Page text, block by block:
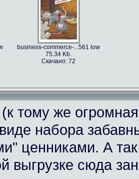
business-commerce-...561 low
75.34 Kb.
Скачано: 72
тому же
набора
ценниками. А так
выгрузке сюда